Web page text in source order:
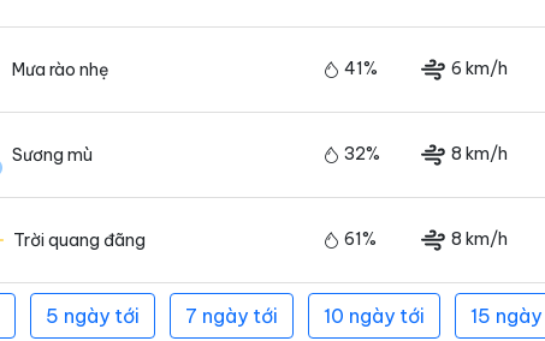
Mưa rào nhẹ 41% 6 km/h
Sương mù 32% 8 km/h
Trời quang đãng 61% 8 km/h
5 ngày tới 7 ngày tới 10 ngày tới 15